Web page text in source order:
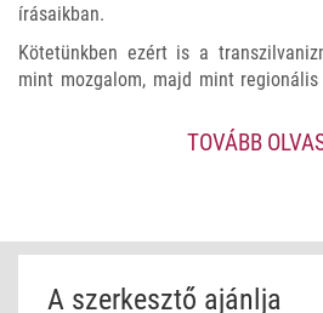
írásaikban.
Kötetünkben ezért is a
mint mozgalom, majd mint
egykori – főként a két világháború
munkánkat, melynek révén a
alakulásaiban, annak valós
TOVÁBB
A szerkesztő ajánlja